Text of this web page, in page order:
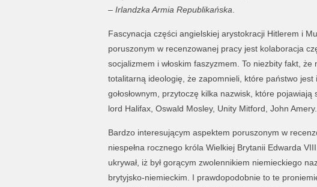
– Irlandzka Armia Republikańska
Fascynacja części angielskiej arystokracji Hitlerem i
poruszonym w recenzowanej pracy jest kolaboracja
socjalizmem i włoskim faszyzmem. To niezbity fakt,
totalitarną ideologię, że zapomnieli, które państwo
gołosłownym, przytoczę kilka nazwisk, które
lord Halifax, Oswald Mosley, Unity Mitford, John Amery.
Bardzo interesującym aspektem poruszonym w
niespełna rocznego króla Wielkiej Brytanii Edwarda
ukrywał, iż był gorącym zwolennikiem niemieckiego
brytyjsko-niemieckim. I prawdopodobnie to te